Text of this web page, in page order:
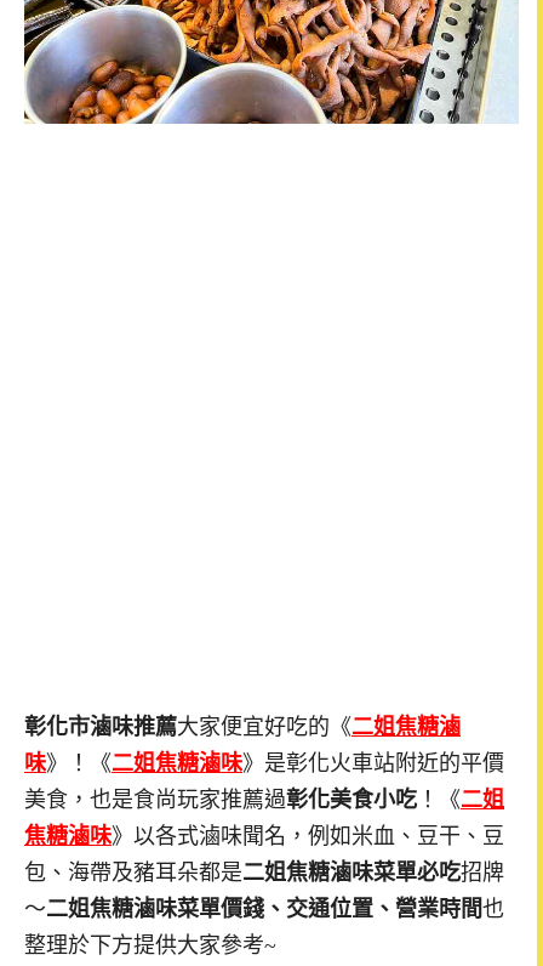
彰化市滷味推薦大家便宜好吃的《二姐焦糖滷
味》！《二姐焦糖滷味》是彰化火車站附近的平價
美食，也是食尚玩家推薦過彰化美食小吃 ！《二姐
焦糖滷味》以各式滷味聞名，例如米血、豆干、豆
包、海帶及豬耳朵都是二姐焦糖滷味菜單必吃招牌
～二姐焦糖滷味菜單價錢、交通位置、營業時間也
整理於下方提供大家參考~